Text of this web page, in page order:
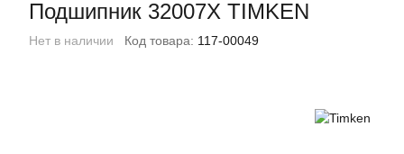
Подшипник 32007X TIMKЕN
Нет в наличии Код товара: 117-00049